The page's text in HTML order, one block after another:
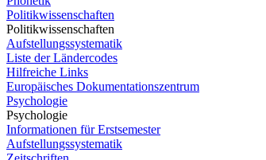
Politikwissenschaften
Politikwissenschaften
Aufstellungssystematik
Liste der Ländercodes
Hilfreiche Links
Europäisches Dokumentationszentrum
Psychologie
Psychologie
Informationen für Erstsemester
Aufstellungssystematik